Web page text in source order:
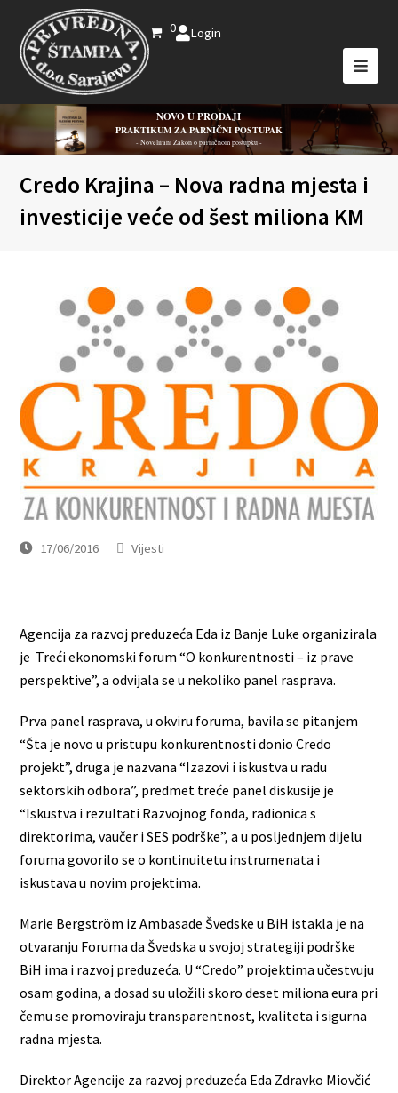
0 Login
NOVO U PRODAJI
PRAKTIKUM ZA PARNIČNI POSTUPAK
- Novelirani Zakon o parničnom postupku -
Credo Krajina – Nova radna mjesta i
investicije veće od šest miliona KM
17/06/2016 Vijesti
Agencija za razvoj preduzeća Eda iz Banje Luke organizirala
je Treći ekonomski forum “O konkurentnosti – iz prave
perspektive”, a odvijala se u nekoliko panel rasprava.
Prva panel rasprava, u okviru foruma, bavila se pitanjem
“Šta je novo u pristupu konkurentnosti donio Credo
projekt”, druga je nazvana “Izazovi i iskustva u radu
sektorskih odbora”, predmet treće panel diskusije je
“Iskustva i rezultati Razvojnog fonda, radionica s
direktorima, vaučer i SES podrške”, a u posljednjem dijelu
foruma govorilo se o kontinuitetu instrumenata i
iskustava u novim projektima.
Marie Bergström iz Ambasade Švedske u BiH istakla je na
otvaranju Foruma da Švedska u svojoj strategiji podrške
BiH ima i razvoj preduzeća. U “Credo” projektima učestvuju
osam godina, a dosad su uložili skoro deset miliona eura pri
čemu se promoviraju transparentnost, kvaliteta i sigurna
radna mjesta.
Direktor Agencije za razvoj preduzeća Eda Zdravko Miovčić